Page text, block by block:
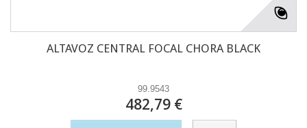
ALTAVOZ CENTRAL FOCAL CHORA BLACK
99.9543
482,79 €